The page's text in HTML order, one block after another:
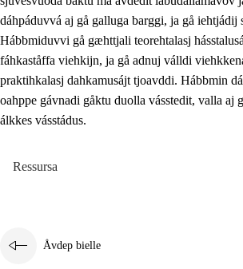
dáhpáduvvá aj gå galluga barggi, ja gå iehtjádij
Hábbmiduvvi gå gæhttjali teorehtalasj
fáhkaståffa viehkijn, ja gå adnuj válldi
praktihkalasj dahkamusájt tjoavddi. Hábbmin
oahppe gávnadi gåktu duolla vásstedit, valla aj
álkkes vásstádus.
Ressursa
Åvdep bielle